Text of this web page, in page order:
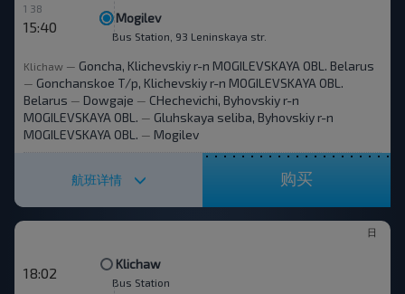
1 38
15:40
Mogilev
Bus Station, 93 Leninskaya str.
Klichaw — Goncha, Klichevskiy r-n MOGILEVSKAYA OBL. Belarus
— Gonchanskoe T/p, Klichevskiy r-n MOGILEVSKAYA OBL.
Belarus — Dowgaje — CHechevichi, Byhovskiy r-n
MOGILEVSKAYA OBL. — Gluhskaya seliba, Byhovskiy r-n
MOGILEVSKAYA OBL. — Mogilev
航班详情 购买
日
18:02
Klichaw
Bus Station